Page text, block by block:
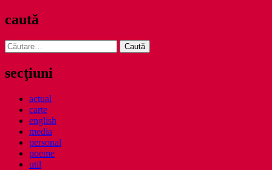
caută
Caută
după:
secţiuni
actual
carte
english
media
personal
poeme
util